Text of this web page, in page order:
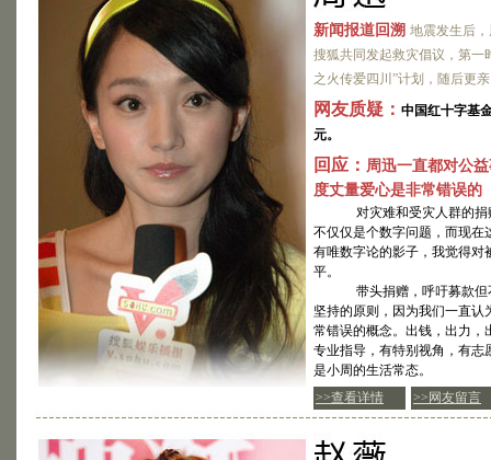
新闻报道回溯 地震发生后
搜狐共同发起救灾倡议，第一
之火传爱四川”计划，随后更
网友质疑： 中国红十字基
元。
回应： 周迅一直都对公
度丈量爱心是非常错误的
对灾难和受灾人群的捐赠
不仅仅是个数字问题，而现在
有唯数字论的影子，我觉得对
平。
带头捐赠，呼吁募款但不
坚持的原则，因为我们一直
常错误的概念。出钱，出力，
专业指导，有特别视角，有志
是小周的生活常态。
>>查看详情
>>网友留言